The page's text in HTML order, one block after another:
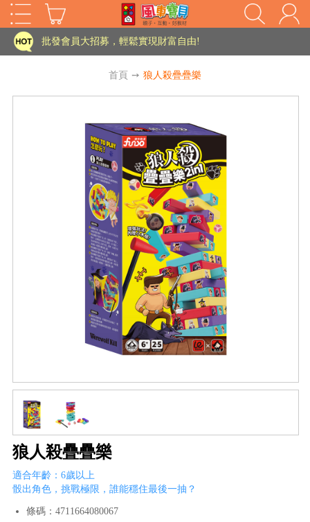
家長樂了!「風車書版集團暨FOOD超人企業總部」目前正興建中!
批發會員大招募，輕鬆實現財富自由!
老師您好!!幼教會員火熱招募中~
海外購物免煩惱！點我查看『海外購物流程說明』
批發會員大招募，輕鬆實現財富自由!
老師您好!!幼教會員火熱招募中~
海外購物免煩惱！點我查看『海外購物流程說明』
首頁 ➙ 狼人殺疊疊樂
狼人殺疊疊樂
適合年齡：6歲以上
骰出角色，挑戰極限，誰能穩住最後一抽？
條碼：4711664080067